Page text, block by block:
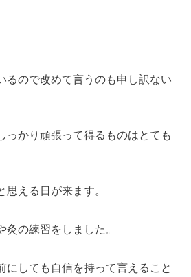
るので改めて言うのも申し訳ない
っかり頑張って得るものはとても
思える日が来ます。
の練習をしました。
にしても自信を持って言えること